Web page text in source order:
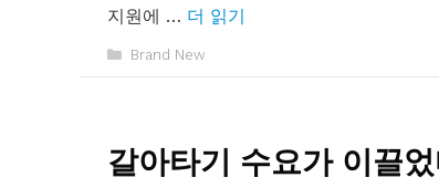
지원에 … 더 읽기
카
테
Brand New
갈아타기 수요가 이끌